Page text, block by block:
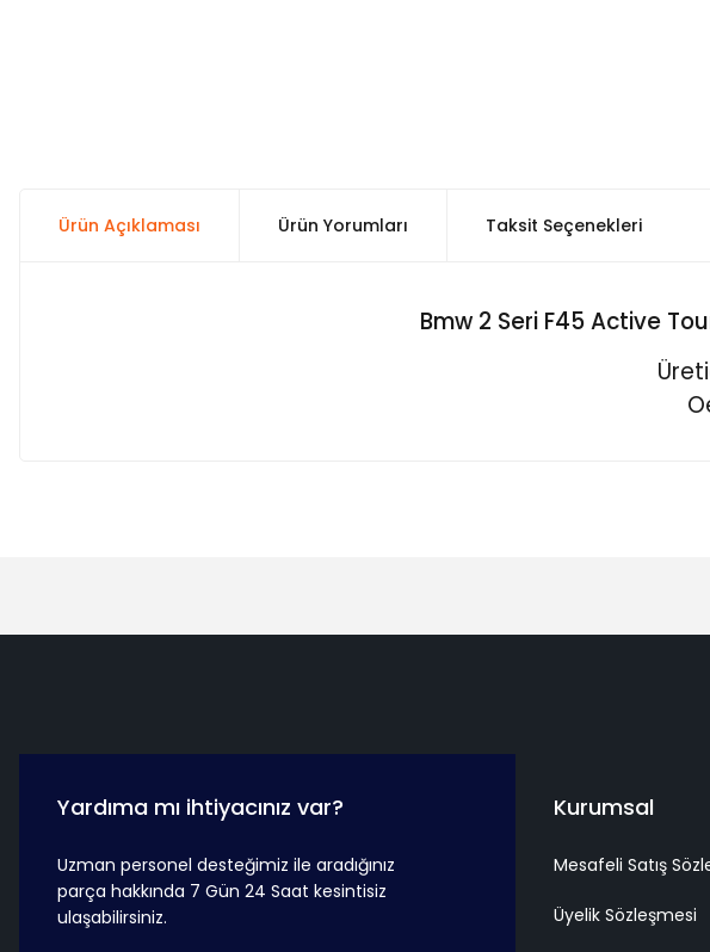
Ürün Açıklaması Ürün Yorumları Taksit Seçenekleri
Bmw 2 Seri F45 Active
Yardıma mı ihtiyacınız var?
Uzman personel desteğimiz ile aradığınız
parça hakkında 7 Gün 24 Saat kesintisiz
ulaşabilirsiniz.
Kurumsal
Mesafeli Satış
Üyelik Sözleşmesi